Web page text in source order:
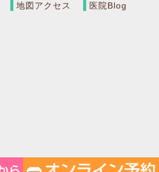
地図アクセス 医院Blog
園 スヴァラ歯科 All Rights Reserved.